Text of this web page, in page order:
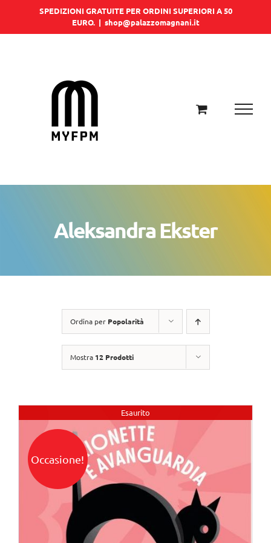
SPEDIZIONI GRATUITE PER ORDINI SUPERIORI A 50
EURO. | shop@palazzomagnani.it
Aleksandra Ekster
Ordina per Popolarità
Mostra 12 Prodotti
Esaurito
Occasione!